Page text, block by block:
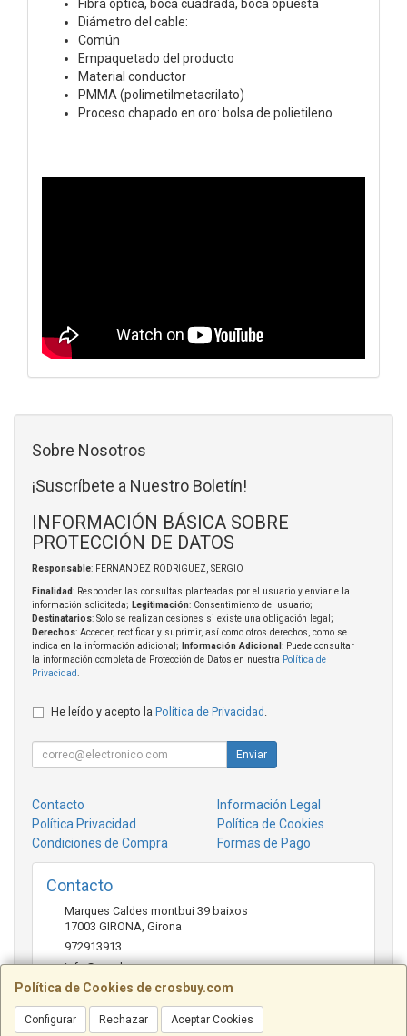
Fibra óptica, boca cuadrada, boca opuesta
Diámetro del cable:
Común
Empaquetado del producto
Material conductor
PMMA (polimetilmetacrilato)
Proceso chapado en oro: bolsa de polietileno
Política de Cookies de crosbuy.com
Configurar Rechazar Aceptar Cookies
Sobre Nosotros
¡Suscríbete a Nuestro Boletín!
INFORMACIÓN BÁSICA SOBRE
PROTECCIÓN DE DATOS
Responsable: FERNANDEZ RODRIGUEZ, SERGIO
Finalidad: Responder las consultas planteadas por el usuario y enviarle la
información solicitada; Legitimación: Consentimiento del usuario;
Destinatarios: Solo se realizan cesiones si existe una obligación legal;
Derechos: Acceder, rectificar y suprimir, así como otros derechos, como se
indica en la información adicional;
Información Adicional : Puede consultar
la información completa de Protección de Datos en nuestra Política de
Privacidad
He leído y acepto la Política de Privacidad
Enviar
Contacto
Información Legal
Política Privacidad
Política de Cookies
Condiciones de Compra
Formas de Pago
Contacto
Marques Caldes montbui 39 baixos
17003 GIRONA Girona
972913913
info@crosbuy.com
Horario